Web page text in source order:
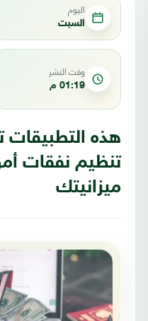
اليوم
السبت
وقت النشر
01:19 م
هذه
تنظيم نفقات
ميزانيتك